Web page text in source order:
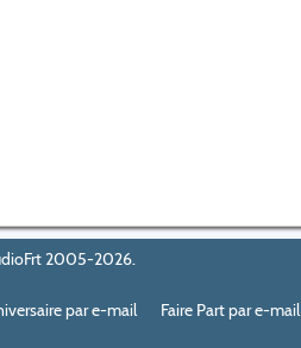
2005-2026.
par e-mail Faire Part par e-mail